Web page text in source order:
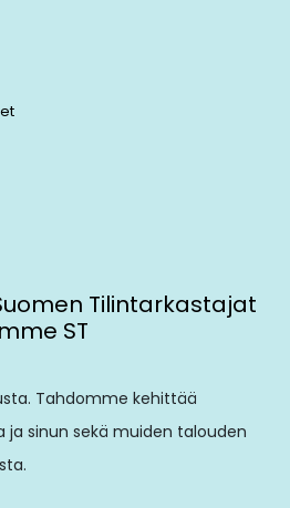
Tilintarkastajat
ST
Tahdomme kehittää
sinun sekä muiden talouden